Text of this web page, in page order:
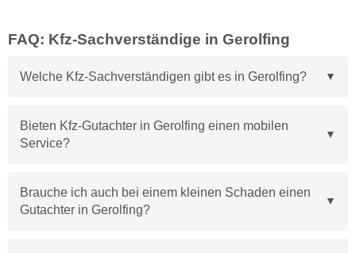
FAQ: Kfz-Sachverständige in Gerolfing
Welche Kfz-Sachverständigen gibt es in Gerolfing?
Bieten Kfz-Gutachter in Gerolfing einen mobilen
Service?
Brauche ich auch bei einem kleinen Schaden einen
Gutachter in Gerolfing?